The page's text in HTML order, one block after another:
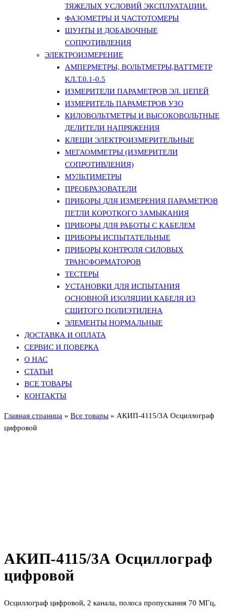
ТЯЖЕЛЫХ УСЛОВИЙ ЭКСПЛУАТАЦИИ.
ФАЗОМЕТРЫ И ЧАСТОТОМЕРЫ
ШУНТЫ И ДОБАВОЧНЫЕ
СОПРОТИВЛЕНИЯ
ЭЛЕКТРОИЗМЕРЕНИЕ
АМПЕРМЕТРЫ, ВОЛЬТМЕТРЫ,ВАТТМЕТР
КЛ.Т.0.1-0.5
ИЗМЕРИТЕЛИ ПАРАМЕТРОВ ЭЛ. ЦЕПЕЙ
ИЗМЕРИТЕЛЬ ПАРАМЕТРОВ УЗО
КИЛОВОЛЬТМЕТРЫ И ВЫСОКОВОЛЬТНЫЕ
ДЕЛИТЕЛИ НАПРЯЖЕНИЯ
КЛЕЩИ ЭЛЕКТРОИЗМЕРИТЕЛЬНЫЕ
МЕГАОММЕТРЫ (ИЗМЕРИТЕЛИ
СОПРОТИВЛЕНИЯ)
МУЛЬТИМЕТРЫ
ПРЕОБРАЗОВАТЕЛИ
ПРИБОРЫ ДЛЯ ИЗМЕРЕНИЯ ПАРАМЕТРОВ
ПЕТЛИ КОРОТКОГО ЗАМЫКАНИЯ
ПРИБОРЫ ДЛЯ РАБОТЫ С КАБЕЛЕМ
ПРИБОРЫ ИСПЫТАТЕЛЬНЫЕ
ПРИБОРЫ КОНТРОЛЯ СИЛОВЫХ
ТРАНСФОРМАТОРОВ
ТЕСТЕРЫ
УСТАНОВКИ ДЛЯ ИСПЫТАНИЯ
ОСНОВНОЙ ИЗОЛЯЦИИ КАБЕЛЯ ИЗ
СШИТОГО ПОЛИЭТИЛЕНА
ЭЛЕМЕНТЫ НОРМАЛЬНЫЕ
ДОСТАВКА И ОПЛАТА
СЕРВИС И ПОВЕРКА
О НАС
СТАТЬИ
ВСЕ ТОВАРЫ
КОНТАКТЫ
Главная страница » Все товары » АКИП-4115/3А Осциллограф
цифровой
АКИП-4115/3А Осциллограф
цифровой
Осциллограф цифровой, 2 канала, полоса пропускания 70 МГц,